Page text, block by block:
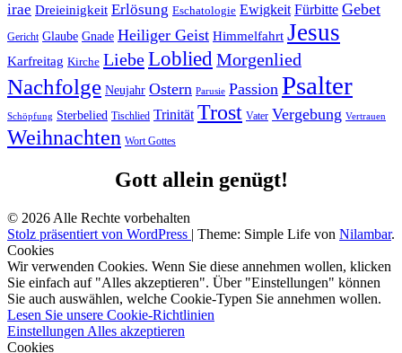
irae Dreieinigkeit Erlösung Eschatologie Ewigkeit Fürbitte Gebet
Gericht Glaube Gnade Heiliger Geist Himmelfahrt Jesus
Karfreitag Kirche LiebeLobliedMorgenlied
Nachfolge Neujahr Ostern Parusie Passion Psalter
Schöpfung Sterbelied Tischlied Trinität Trost Vater Vergebung Vertrauen
Weihnachten Wort Gottes
Gott allein genügt!
© 2026 Alle Rechte vorbehalten
Stolz präsentiert von WordPress | Theme: Simple Life von Nilambar.
Cookies
Wir verwenden Cookies. Wenn Sie diese annehmen wollen, klicken
Sie einfach auf "Alles akzeptieren". Über "Einstellungen" können
Sie auch auswählen, welche Cookie-Typen Sie annehmen wollen.
Lesen Sie unsere Cookie-Richtlinien
Einstellungen Alles akzeptieren
Cookies